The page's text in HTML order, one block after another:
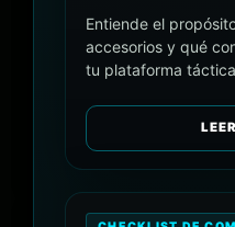
Entiende el
accesorios y qué
tu plataforma